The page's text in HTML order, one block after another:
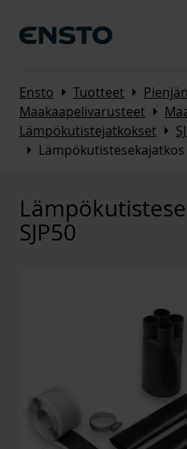
Ensto Arrow_right Tuotteet Arrow_right
Maakaapelivarusteet Arrow_right
Lämpökutistejatkokset Arrow_right
Arrow_right Lämpökutistesekajatkos
SJP50